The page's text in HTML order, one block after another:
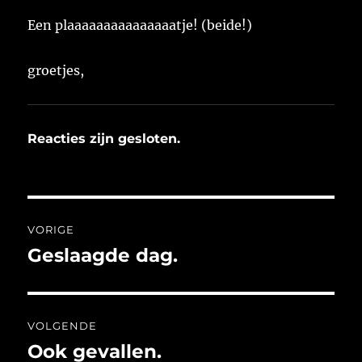
Een plaaaaaaaaaaaaaaatje! (beide!)
groetjes,
Reacties zijn gesloten.
navigatie
VORIGE
Vorig
Geslaagde dag.
VOLGENDE
Volgend
Ook gevallen.